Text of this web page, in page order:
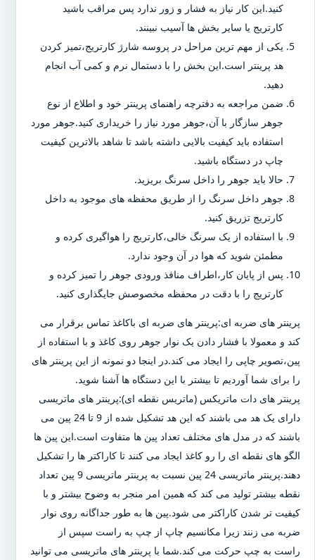
کنید.این کار نیاز به فشار و زور ندارد پس مراقب باشید
کارتریج یا سایر بخش ها آسیب نبینند.
یکی از مهم ترین مراحل در پروسه شارژ کارتریج،تمیز کردن
هد پرینتر است.این بخش را با دستمال نرم و کمی آب انجام
دهید.
ضمن مراجعه به دفترچه راهنمای پرینتر خود و اطلاع از نوع
جوهر سازگار با آن،جوهر مورد نیاز را خریداری کنید.جوهر مورد
استفاده باید کیفیت بالایی داشته باشد تا شاهد بالاترین کیفیت
چاپ در دستگاه باشید.
حالا باید جوهر را داخل سرنگ بریزید.
جوهر داخل سرنگ را از طریق محفظه های موجود به داخل
کارتریج تزریق کنید.
با استفاده از یک سرنگ خالی،کارتریج را هواگیری کرده و
مطمئن شوید که هوا در آن وجود ندارد.
پس از پایان کار،اطراف منافذ ورودی جوهر را تمیز کرده و
کارتریج را با دقت در محفظه مخصوصش جایگذاری کنید.
پرینتر های ضربه ای:پرینتر های ضربه ای باکاغذ تماس برقرار می
کند و معمولا با فشار دادن یک نوار جوهر روی کاغذ و با استفاده از
پین،تصویر چاپی را ایجاد می کند.در اینجا دو نمونه از این پرینتر های
را برای شما آوردیم تا بیشتر با این دستگاه ها آشنا شوید.
پرینتر های دات ماتریکس (ماتریس نقطه ای):پرینتر های ماتریسی
دارای یک هد می باشند که این هد تشکیل شده از 9 تا 24 پین می
باشند که در مدل های مختلف تعداد پین ها متفاوت است.این پین ها
الگو های نقطه ای را رو کاغذ ایجاد می کنند تا کاراکتر ها را تشکیل
دهند.پرینتر ماتریسی 24 پین نسبت به پرینتر ماتریسی 9 پین تعداد
نقطه بیشتر تولید می کند که همین امر منجر به وضوح بیشتر و با
کیفیت تر شدن کاراکتر می شود.پین ها به طور جداگانه روی نوار
ضربه می زنند زیرا مکانسیم چاپ از چپ به راست سپس از
راست به چپ حرکت می کند.شما با پرینتر های ماتریسی می توانید